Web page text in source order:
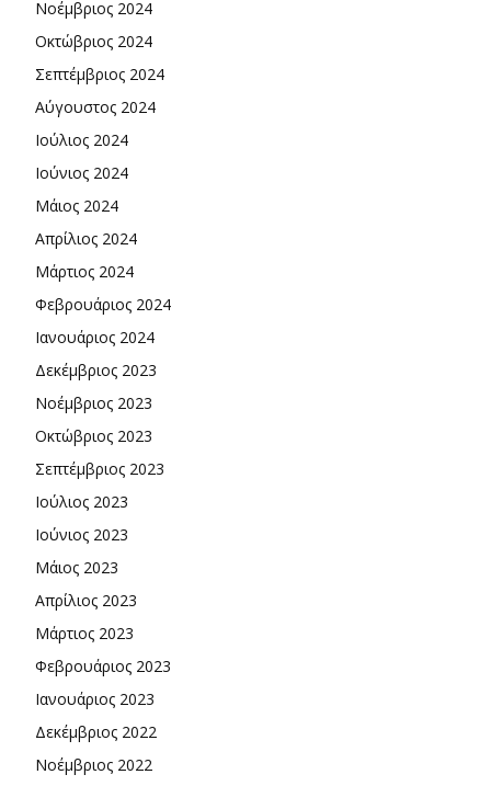
Νοέμβριος 2024
Οκτώβριος 2024
Σεπτέμβριος 2024
Αύγουστος 2024
Ιούλιος 2024
Ιούνιος 2024
Μάιος 2024
Απρίλιος 2024
Μάρτιος 2024
Φεβρουάριος 2024
Ιανουάριος 2024
Δεκέμβριος 2023
Νοέμβριος 2023
Οκτώβριος 2023
Σεπτέμβριος 2023
Ιούλιος 2023
Ιούνιος 2023
Μάιος 2023
Απρίλιος 2023
Μάρτιος 2023
Φεβρουάριος 2023
Ιανουάριος 2023
Δεκέμβριος 2022
Νοέμβριος 2022